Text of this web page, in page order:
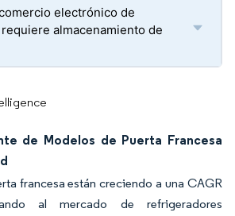
electrónico de
almacenamiento de
de Modelos de Puerta Francesa
francesa están creciendo a una CAGR
al mercado de refrigeradores